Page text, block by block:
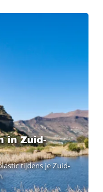
in Zuid-
tijdens je Zuid-